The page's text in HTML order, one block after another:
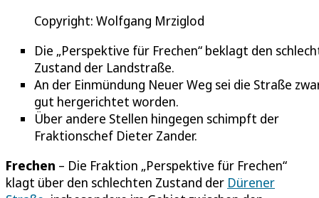
Copyright: Wolfgang Mrziglod
Die „Perspektive für Frechen“ beklagt den
Zustand der Landstraße.
An der Einmündung Neuer Weg sei die Straße
gut hergerichtet worden.
Über andere Stellen hingegen schimpft der
Fraktionschef Dieter Zander.
Frechen – Die Fraktion „Perspektive für Frechen“
klagt über den schlechten Zustand der Dürener